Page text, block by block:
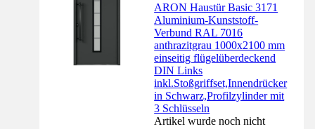
ARON Haustür Basic 3171
Aluminium-Kunststoff-
Verbund RAL 7016
anthrazitgrau 1000x2100 mm
einseitig flügelüberdeckend
DIN Links
inkl.Stoßgriffset,Innendrücker
in Schwarz,Profilzylinder mit
3 Schlüsseln
Artikel wurde noch nicht